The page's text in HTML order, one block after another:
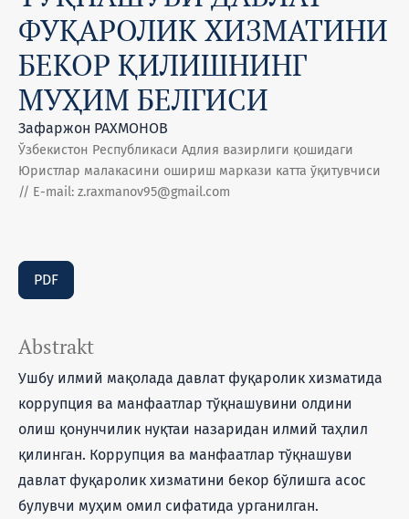
ФУҚАРОЛИК ХИЗМАТИНИ
БЕКОР ҚИЛИШНИНГ
МУҲИМ БЕЛГИСИ
Зафаржон РАХМОНОВ
Ўзбекистон Республикаси Адлия вазирлиги қошидаги
Юристлар малакасини ошириш маркази катта ўқитувчиси
// E-mail: z.raxmanov95@gmail.com
PDF
Abstrakt
Ушбу илмий мақолада давлат фуқаролик хизматида
коррупция ва манфаатлар тўқнашувини олдини
олиш қонунчилик нуқтаи назаридан илмий таҳлил
қилинган. Коррупция ва манфаатлар тўқнашуви
давлат фуқаролик хизматини бекор бўлишга асос
булувчи муҳим омил сифатида урганилган.